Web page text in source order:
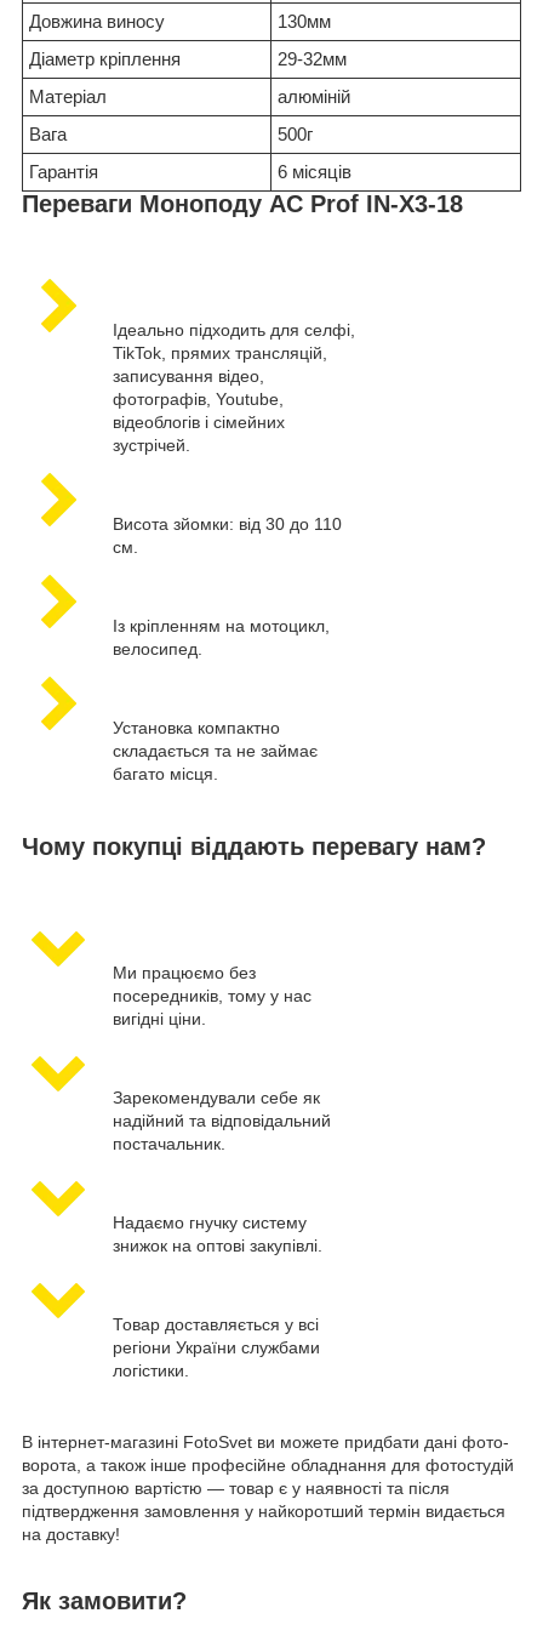
Довжина виносу
130мм
Діаметр кріплення
29-32мм
Матеріал
алюміній
Вага
500г
Гарантія
6 місяців
Переваги Моноподу AC Prof IN-X3-18
Ідеально підходить для селфі,
TikTok, прямих трансляцій,
записування відео,
фотографів, Youtube,
відеоблогів і сімейних
зустрічей.
Висота зйомки: від 30 до 110
см.
Із кріпленням на мотоцикл,
велосипед.
Установка компактно
складається та не займає
багато місця.
Чому покупці віддають перевагу нам?
Ми працюємо без
посередників, тому у нас
вигідні ціни.
Зарекомендували себе як
надійний та відповідальний
постачальник.
Надаємо гнучку систему
знижок на оптові закупівлі.
Товар доставляється у всі
регіони України службами
логістики.
В інтернет-магазині FotoSvet ви можете придбати дані фото-
ворота, а також інше професійне обладнання для фотостудій
за доступною вартістю — товар є у наявності та після
підтвердження замовлення у найкоротший термін видається
на доставку!
Як замовити?